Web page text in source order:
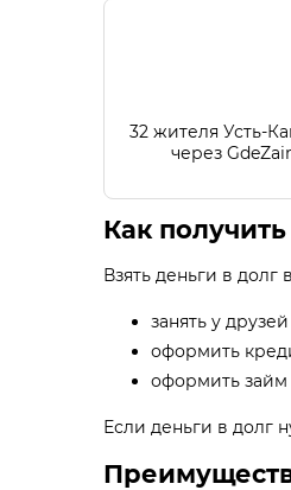
32 жителя Усть-
через
Как
Взять деньги в
занять у
оформить
оформить
Если деньги в долг